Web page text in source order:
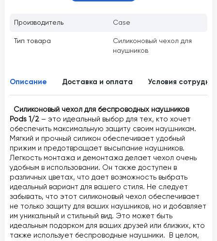
Производитель Case
Тип товара
Силиконовый чехол для
наушников
Описание Доставка и оплата Условия
Силиконовый чехол для беспроводных наушников
Pods 1/2 – это идеальный выбор для тех, кто хочет
обеспечить максимальную защиту своим наушникам.
Мягкий и прочный силикон обеспечивает удобный
прижим и предотвращает высыпание наушников.
Легкость монтажа и демонтажа делает чехол очень
удобным в использовании. Он также доступен в
различных цветах, что дает возможность выбрать
идеальный вариант для вашего стиля. Не следует
забывать, что этот силиконовый чехол обеспечивает
не только защиту для ваших наушников, но и добавляет
им уникальный и стильный вид. Это может быть
идеальным подарком для ваших друзей или близких, кто
также использует беспроводные наушники. В целом,